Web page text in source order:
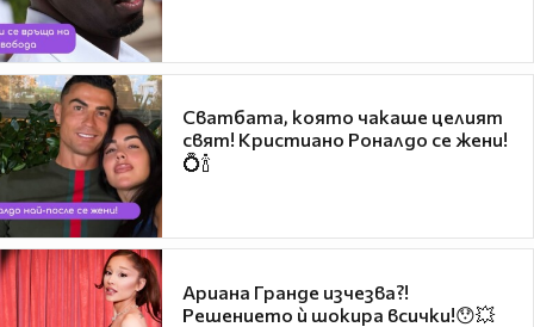
Сватбата, която чакаше целият
свят! Кристиано Роналдо се жени!
💍🍾
Ариана Гранде изчезва?!
Решението ѝ шокира всички!😯💥